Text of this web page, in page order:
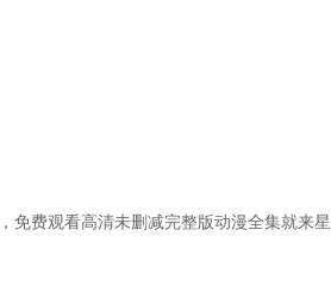
免费观看高清未删减完整版动漫全集就来星